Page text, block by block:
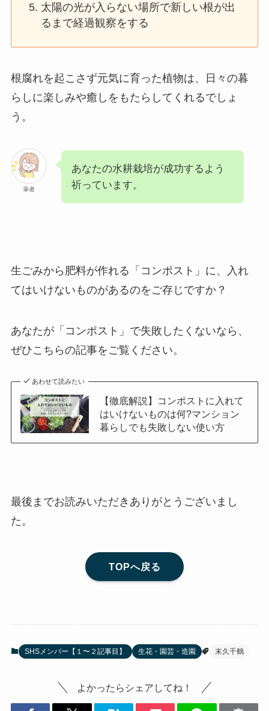
太陽の光が入らない場所で新しい根が出
るまで経過観察をする
根腐れを起こさず元気に育った植物は、日々の暮
らしに楽しみや癒しをもたらしてくれるでしょ
う。
筆者
あなたの水耕栽培が成功するよう
祈っています。
生ごみから肥料が作れる「コンポスト」に、入れ
てはいけないものがあるのをご存じですか？
あなたが「コンポスト」で失敗したくないなら、
ぜひこちらの記事をご覧ください。
あわせて読みたい
【徹底解説】コンポストに入れて
はいけないものは何?マンション
暮らしでも失敗しない使い方
最後までお読みいただきありがとうございまし
た。
TOPへ戻る
SHSメンバー【１〜２記事目】 生花・園芸・造園 末久千鶴
よかったらシェアしてね！